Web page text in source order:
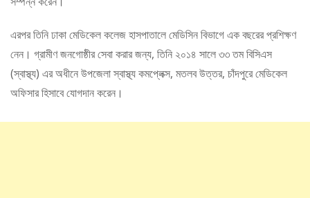
এরপর তিনি ঢাকা মেডিকেল কলেজ হাসপাতালে মেডিসিন বিভাগে এক বছরের প্রশিক্ষণ
নেন। গ্রামীণ জনগোষ্ঠীর সেবা করার জন্য, তিনি ২০১৪ সালে ৩৩ তম বিসিএস
(স্বাস্থ্য) এর অধীনে উপজেলা স্বাস্থ্য কমপ্লেক্স, মতলব উত্তর, চাঁদপুরে মেডিকেল
অফিসার হিসাবে যোগদান করেন।